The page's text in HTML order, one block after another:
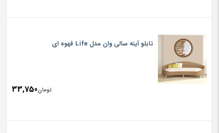
تابلو آینه سالی وان مدل Life قهوه ای
تومان33,750